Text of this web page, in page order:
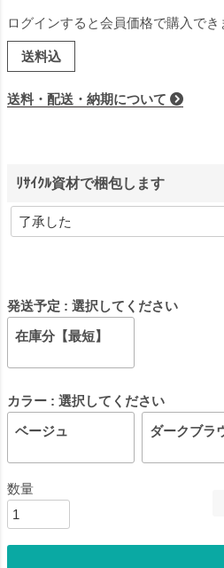
ログインすると会員価格で購入でき
送料込
送料・配送・納期について
ﾘｻｲｸﾙ資材で梱包します
発送予定
選択してください
在庫分【最短】
カラー
選択してください
ベージュ
ダークブラ